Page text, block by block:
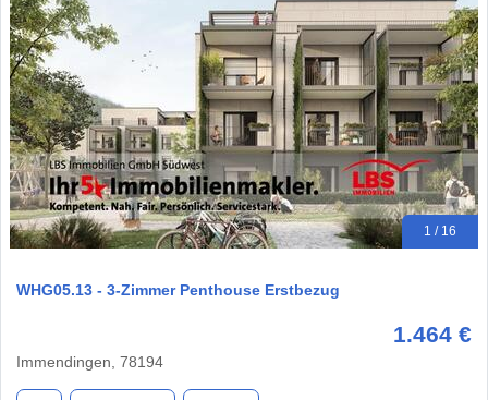
1 / 16
WHG05.13 - 3-Zimmer Penthouse Erstbezug
1.464 €
Immendingen, 78194